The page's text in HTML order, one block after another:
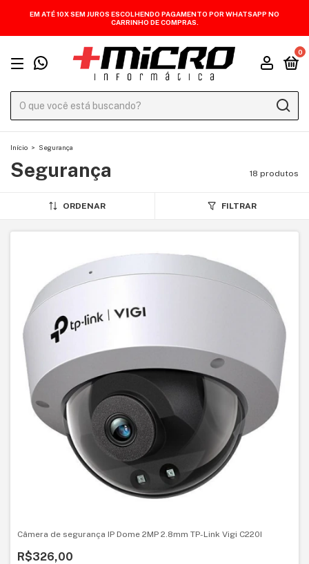
EM ATÉ 10X SEM JUROS ESCOLHENDO PAGAMENTO POR WHATSAPP NO
CARRINHO DE COMPRAS.
0
Início > Segurança
Segurança 18 produtos
ORDENAR FILTRAR
Câmera de segurança IP Dome 2MP 2.8mm TP-Link Vigi C220I
R$326,00